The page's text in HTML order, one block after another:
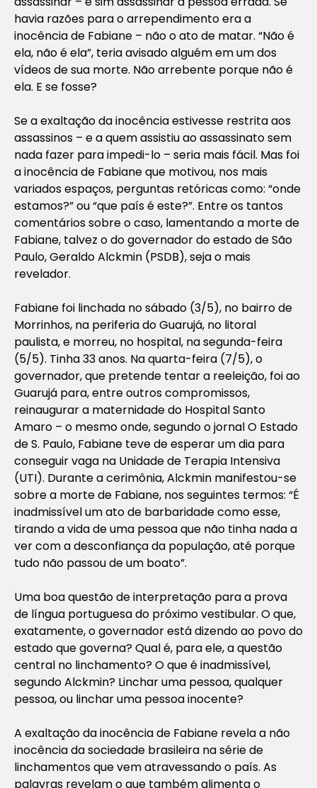
havia razões para o arrependimento era a
inocência de Fabiane – não o ato de matar. “Não é
ela, não é ela”, teria avisado alguém em um dos
vídeos de sua morte. Não arrebente porque não é
ela. E se fosse?
Se a exaltação da inocência estivesse restrita aos
assassinos – e a quem assistiu ao assassinato sem
nada fazer para impedi-lo – seria mais fácil. Mas foi
a inocência de Fabiane que motivou, nos mais
variados espaços, perguntas retóricas como: “onde
estamos?” ou “que país é este?”. Entre os tantos
comentários sobre o caso, lamentando a morte de
Fabiane, talvez o do governador do estado de São
Paulo, Geraldo Alckmin (PSDB), seja o mais
revelador.
Fabiane foi linchada no sábado (3/5), no bairro de
Morrinhos, na periferia do Guarujá, no litoral
paulista, e morreu, no hospital, na segunda-feira
(5/5). Tinha 33 anos. Na quarta-feira (7/5), o
governador, que pretende tentar a reeleição, foi ao
Guarujá para, entre outros compromissos,
reinaugurar a maternidade do Hospital Santo
Amaro – o mesmo onde, segundo o jornal O Estado
de S. Paulo, Fabiane teve de esperar um dia para
conseguir vaga na Unidade de Terapia Intensiva
(UTI). Durante a cerimônia, Alckmin manifestou-se
sobre a morte de Fabiane, nos seguintes termos: “É
inadmissível um ato de barbaridade como esse,
tirando a vida de uma pessoa que não tinha nada a
ver com a desconfiança da população, até porque
tudo não passou de um boato”.
Uma boa questão de interpretação para a prova
de língua portuguesa do próximo vestibular. O que,
exatamente, o governador está dizendo ao povo do
estado que governa? Qual é, para ele, a questão
central no linchamento? O que é inadmissível,
segundo Alckmin? Linchar uma pessoa, qualquer
pessoa, ou linchar uma pessoa inocente?
A exaltação da inocência de Fabiane revela a não
inocência da sociedade brasileira na série de
linchamentos que vem atravessando o país. As
palavras revelam o que também alimenta o